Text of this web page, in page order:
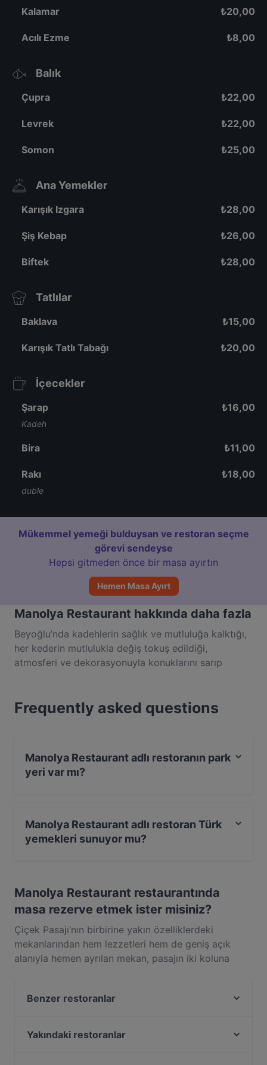
Kalamar ₺20,00
Acılı Ezme ₺8,00
Balık
Çupra ₺22,00
Levrek ₺22,00
Somon ₺25,00
Ana Yemekler
Karışık Izgara ₺28,00
Şiş Kebap ₺26,00
Biftek ₺28,00
Tatlılar
Baklava ₺15,00
Karışık Tatlı Tabağı ₺20,00
İçecekler
Şarap
Kadeh
₺16,00
Bira ₺11,00
Rakı
duble
₺18,00
Mükemmel yemeği bulduysan ve restoran seçme
görevi sendeyse
Hepsi gitmeden önce bir masa ayırtın
Hemen Masa Ayırt
Manolya Restaurant hakkında daha fazla
Beyoğlu’nda kadehlerin sağlık ve mutluluğa kalktığı,
her kederin mutlulukla değiş tokuş edildiği,
atmosferi ve dekorasyonuyla konuklarını sarıp
deniz mahsulleri olmak üzere sofranızda görmek
istediğiniz en güzel lezzetler ve mezeler dost
Frequently asked questions
Manolya Restaurant adlı restoranın park
yeri var mı?
Manolya Restaurant adlı restoran Türk
yemekleri sunuyor mu?
Manolya Restaurant restaurantında
masa rezerve etmek ister misiniz?
Çiçek Pasajı’nın birbirine yakın özelliklerdeki
mekanlarından hem lezzetleri hem de geniş açık
alanıyla hemen ayrılan mekan, pasajın iki koluna
inceleyebileceğiniz tezgahıyla seçimlerinizi
hazırlanıyor. Midye tava, ahtapot, midye dolma,
Benzer restoranlar
Palmiye Restaurant
Yakındaki restoranlar